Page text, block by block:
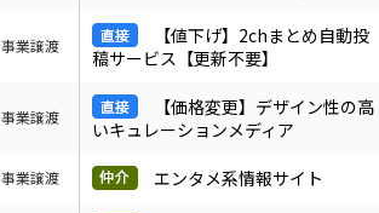
事業譲渡
【値下げ】2chまとめ自動投
稿サービス【更新不要】
事業譲渡
【価格変更】デザイン性の高
いキュレーションメディア
事業譲渡 エンタメ系情報サイト